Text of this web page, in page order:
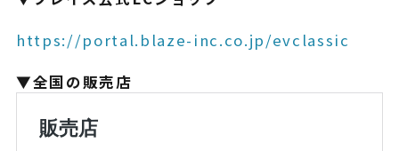
https://portal.blaze-inc.co.jp/evclassic
▼全国の販売店